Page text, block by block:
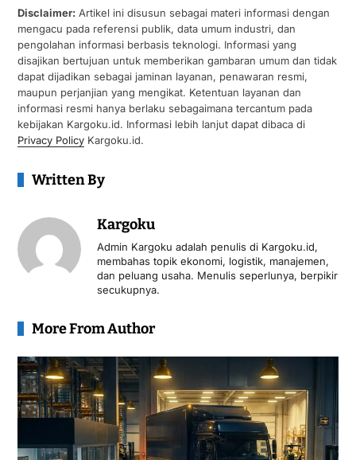
Disclaimer:Artikel ini disusun sebagai materi informasi dengan
mengacu pada referensi publik, data umum industri, dan
pengolahan informasi berbasis teknologi. Informasi yang
disajikan bertujuan untuk memberikan gambaran umum dan tidak
dapat dijadikan sebagai jaminan layanan, penawaran resmi,
maupun perjanjian yang mengikat. Ketentuan layanan dan
informasi resmi hanya berlaku sebagaimana tercantum pada
kebijakan Kargoku.id. Informasi lebih lanjut dapat dibaca di
Privacy PolicyKargoku.id.
Written By
Kargoku
Admin Kargoku adalah penulis di Kargoku.id,
membahas topik ekonomi, logistik, manajemen,
dan peluang usaha. Menulis seperlunya, berpikir
secukupnya.
More From Author